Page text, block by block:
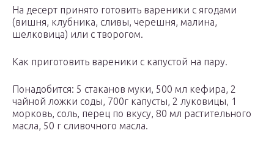
На десерт принято готовить вареники с ягодами
(вишня, клубника, сливы, черешня, малина,
шелковица) или с творогом.
Как приготовить вареники с капустой на пару.
Понадобится: 5 стаканов муки, 500 мл кефира, 2
чайной ложки соды, 700г капусты, 2 луковицы, 1
морковь, соль, перец по вкусу, 80 мл растительного
масла, 50 г сливочного масла.